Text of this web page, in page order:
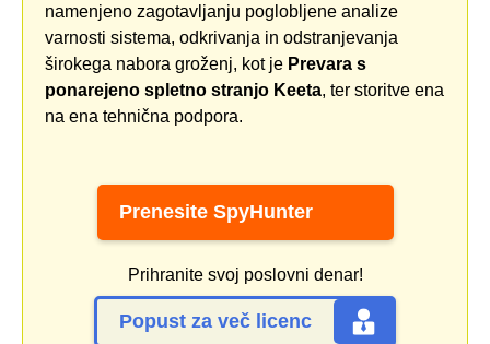
namenjeno zagotavljanju poglobljene analize
varnosti sistema, odkrivanja in odstranjevanja
širokega nabora groženj, kot je Prevara s
ponarejeno spletno stranjo Keeta, ter storitve ena
na ena tehnična podpora.
Prenesite SpyHunter
Prihranite svoj poslovni denar!
Popust za več licenc